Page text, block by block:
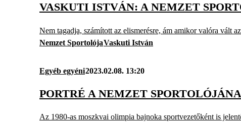
VASKUTI ISTVÁN: A NEMZET
Nem tagadja, számított az elismerésre, ám amikor valóra vált
Nemzet SportolójaVaskuti István
Egyéb egyéni2023.02.08. 13:20
PORTRÉ A NEMZET
Az 1980-as moszkvai olimpia bajnoka sportvezetőként is